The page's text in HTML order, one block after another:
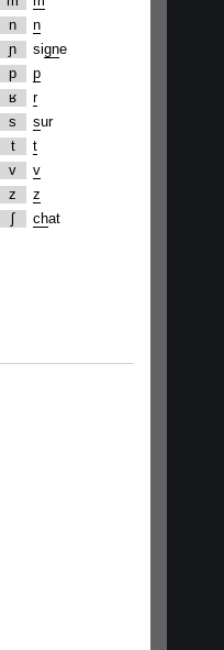
n
n
ɲ
signe
p
p
ʁ
r
s
sur
t
t
v
v
z
z
ʃ
chat